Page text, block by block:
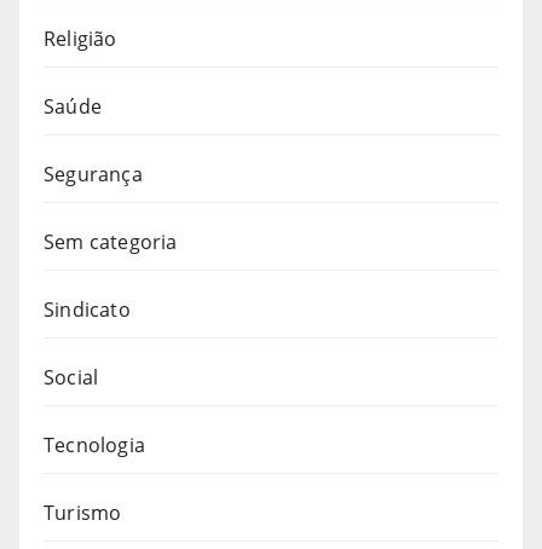
Religião
Saúde
Segurança
Sem categoria
Sindicato
Social
Tecnologia
Turismo